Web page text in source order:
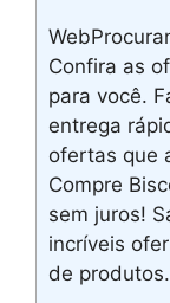
Confira as
para você.
entrega
ofertas que
Compre
sem juros!
incríveis
de